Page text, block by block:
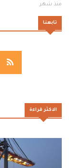
منذ شهر
تابعنا
الاكثر قراءة